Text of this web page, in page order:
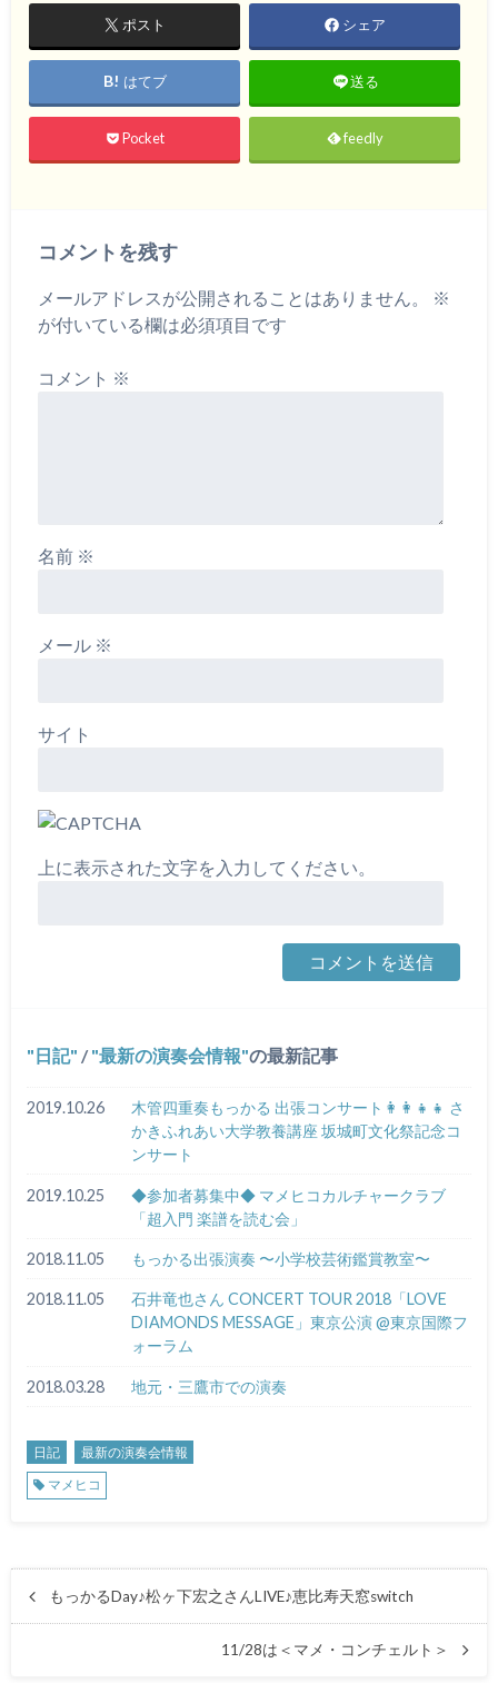
ポスト シェア
はてブ 送る
Pocket feedly
コメントを残す
メールアドレスが公開されることはありません。
※
が付いている欄は必須項目です
コメント ※
名前 ※
メール ※
サイト
上に表示された文字を入力してください。
日記 / 最新の演奏会情報 の最新記事
2019.10.26
木管四重奏もっかる 出張コンサート👩‍👩‍👧‍👧 さ
かきふれあい大学教養講座 坂城町文化祭記念コ
ンサート
2019.10.25
◆参加者募集中◆ マメヒコカルチャークラブ
「超入門 楽譜を読む会」
2018.11.05 もっかる出張演奏 〜小学校芸術鑑賞教室〜
2018.11.05
石井竜也さん CONCERT TOUR 2018「LOVE
DIAMONDS MESSAGE」東京公演 @東京国際フ
ォーラム
2018.03.28 地元・三鷹市での演奏
日記
最新の演奏会情報
マメヒコ
もっかるDay♪松ヶ下宏之さんLIVE♪恵比寿天窓switch
11/28は＜マメ・コンチェルト＞